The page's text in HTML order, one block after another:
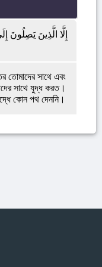
إِلَّا الَّذِينَ
তোমাদের সাথে এবং
সাথে যুদ্ধ করত।
কোন পথ দেননি।